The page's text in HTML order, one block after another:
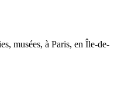
musées, à Paris, en Île-de-